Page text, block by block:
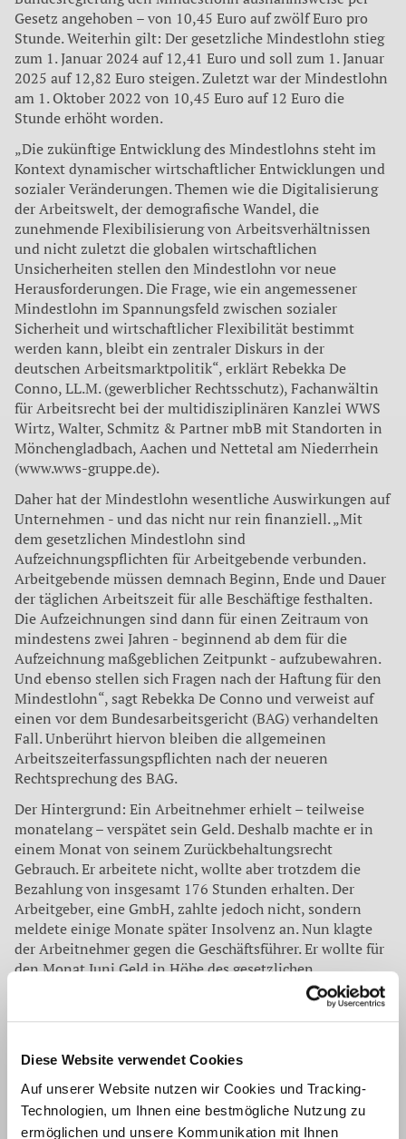
Diese Website verwendet Cookies
Auf unserer Website nutzen wir Cookies und Tracking-
Technologien, um Ihnen eine bestmögliche Nutzung zu
ermöglichen und unsere Kommunikation mit Ihnen
Gesetz angehoben – von 10,45 Euro auf zwölf Euro pro
Stunde. Weiterhin gilt: Der gesetzliche Mindestlohn stieg
zum 1. Januar 2024 auf 12,41 Euro und soll zum 1. Januar
2025 auf 12,82 Euro steigen. Zuletzt war der Mindestlohn
am 1. Oktober 2022 von 10,45 Euro auf 12 Euro die
Stunde erhöht worden.
„Die zukünftige Entwicklung des Mindestlohns steht im
Kontext dynamischer wirtschaftlicher Entwicklungen und
sozialer Veränderungen. Themen wie die Digitalisierung
der Arbeitswelt, der demografische Wandel, die
zunehmende Flexibilisierung von Arbeitsverhältnissen
und nicht zuletzt die globalen wirtschaftlichen
Unsicherheiten stellen den Mindestlohn vor neue
Herausforderungen. Die Frage, wie ein angemessener
Mindestlohn im Spannungsfeld zwischen sozialer
Sicherheit und wirtschaftlicher Flexibilität bestimmt
werden kann, bleibt ein zentraler Diskurs in der
deutschen Arbeitsmarktpolitik“, erklärt Rebekka De
Conno, LL.M. (gewerblicher Rechtsschutz), Fachanwältin
für Arbeitsrecht bei der multidisziplinären Kanzlei WWS
Wirtz, Walter, Schmitz & Partner mbB mit Standorten in
Mönchengladbach, Aachen und Nettetal am Niederrhein
(www.wws-gruppe.de).
Daher hat der Mindestlohn wesentliche Auswirkungen auf
Unternehmen - und das nicht nur rein finanziell. „Mit
dem gesetzlichen Mindestlohn sind
Aufzeichnungspflichten für Arbeitgebende verbunden.
Arbeitgebende müssen demnach Beginn, Ende und Dauer
der täglichen Arbeitszeit für alle Beschäftige festhalten.
Die Aufzeichnungen sind dann für einen Zeitraum von
mindestens zwei Jahren - beginnend ab dem für die
Aufzeichnung maßgeblichen Zeitpunkt - aufzubewahren.
Und ebenso stellen sich Fragen nach der Haftung für den
Mindestlohn“, sagt Rebekka De Conno und verweist auf
einen vor dem Bundesarbeitsgericht (BAG) verhandelten
Fall. Unberührt hiervon bleiben die allgemeinen
Arbeitszeiterfassungspflichten nach der neueren
Rechtsprechung des BAG.
Der Hintergrund: Ein Arbeitnehmer erhielt – teilweise
monatelang – verspätet sein Geld. Deshalb machte er in
einem Monat von seinem Zurückbehaltungsrecht
Gebrauch. Er arbeitete nicht, wollte aber trotzdem die
Bezahlung von insgesamt 176 Stunden erhalten. Der
Arbeitgeber, eine GmbH, zahlte jedoch nicht, sondern
meldete einige Monate später Insolvenz an. Nun klagte
der Arbeitnehmer gegen die Geschäftsführer. Er wollte für
den Monat Juni Geld in Höhe des gesetzlichen
Mindestlohns je Stunde erhalten. Er meinte, dass die
Geschäftsführer dafür persönlich haften würden. Denn
immerhin sei ein Verstoß gegen das Mindestlohngesetz
Die WWS-Fachanwältin für Arbeitsrecht betont: „Das sah
das BAG anders. Geschäftsführer einer GmbH haften nicht
gegenüber den Arbeitnehmern auf Schadensersatz. Denn